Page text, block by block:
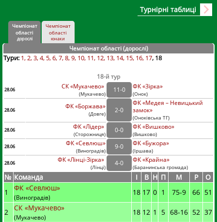
Турнірні таблиці
Чемпіонат
області
дорослі
Чемпіонат
області
юнаки
Чемпіонат області (дорослі)
Тури: 1 2 3 4 5 6 7 8 9 10 11 12 13 14 15 16 17 18
18-й тур
28.06 СК «Мукачево»
(Мукачево)
11-0 ФК «Зірка»
(Онок)
28.06
ФК «Боржава»
(Довге)
2-0
ФК «Медея – Невицький
замок»
(Оноківська ТГ)
28.06
ФК «Лідер»
(Сторожниця)
0-0 ФК «Вишково»
(Вишково)
28.06
ФК «Севлюш»
(Виноградів)
9-0 ФК «Бужора»
(Іршава)
28.06
ФК «Лінці-Зірка»
(Лінці)
4-0 ФК «Крайна»
(Баранинська громада)
№ Команда I В Н П М Р
О
1
ФК «Севлюш»
(Виноградів)
18 17 0 1 75-9 66 51
2 СК «Мукачево»
(Мукачево)
18 12 1 5 68-16 52 37